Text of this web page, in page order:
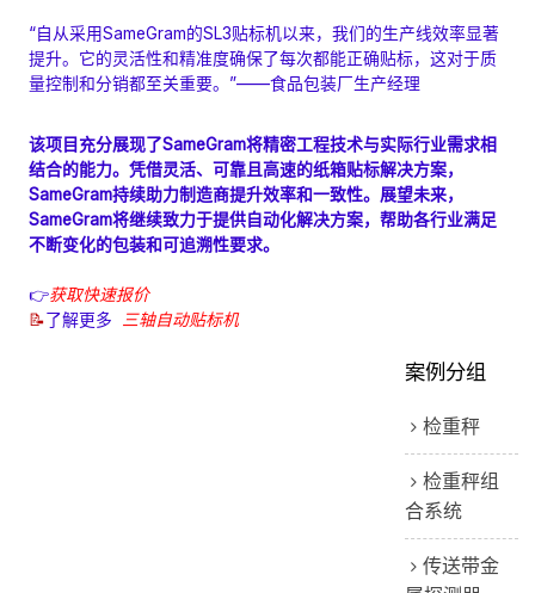
“自从采用SameGram的SL3贴标机以来，我们的生产线效率显著
提升。它的灵活性和精准度确保了每次都能正确贴标，这对于质
量控制和分销都至关重要。”——食品包装厂生产经理
该项目充分展现了SameGram将精密工程技术与实际行业需求相
结合的能力。凭借灵活、可靠且高速的纸箱贴标解决方案，
SameGram持续助力制造商提升效率和一致性。展望未来，
SameGram将继续致力于提供自动化解决方案，帮助各行业满足
不断变化的包装和可追溯性要求。
👉获取快速报价
📝了解更多 三轴自动贴标机
案例分组
检重秤
检重秤组
合系统
传送带金